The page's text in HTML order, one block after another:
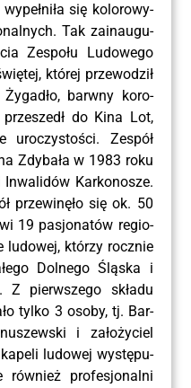
się kolo­ro­wy­
Tak zain­au­gu­
Zespo­łu Ludo­we­go
któ­rej prze­wo­dził
barw­ny koro­
do Kina Lot,
uro­czy­sto­ści. Zespół
Zdy­ba­ła w 1983 roku
Inwa­li­dów Kar­ko­no­sze.
prze­wi­nę­ło się ok. 50
19 pasjo­na­tów regio­
któ­rzy rocz­nie
Dol­ne­go Ślą­ska i
pierw­sze­go skła­du
tyl­ko 3 oso­by, tj. Bar­
i zało­ży­ciel
kape­li ludo­wej wystę­pu­
pro­fe­sjo­nal­ni